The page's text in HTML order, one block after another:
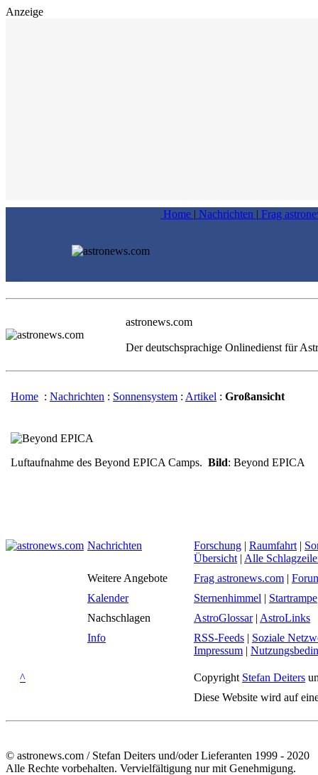
Anzeige
Home | Nachrichten | Frag
astronews.com
Der deutschsprachige Onlinedienst für
Home : Nachrichten : Sonnensystem : Artikel : Großansicht
Luftaufnahme des Beyond EPICA Camps. Bild: Beyond EPICA
Nachrichten Forschung | Raumfahrt |
Übersicht | Alle
Weitere Angebote
Frag astronews.com |
Kalender
Sternenhimmel | Startrampe
Nachschlagen
AstroGlossar| AstroLinks
Info
RSS-Feeds | Soziale
Impressum |
^ Copyright Stefan Deiters
Diese Website wird auf
© astronews.com / Stefan Deiters und/oder Lieferanten 1999 - 2020
Alle Rechte vorbehalten. Vervielfältigung nur mit Genehmigung.